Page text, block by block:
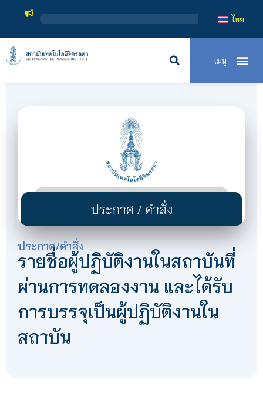
ไทย
ประกาศ/คำสั่ง
รายชื่อผู้ปฏิบัติงานในสถาบันที่
ผ่านการทดลองงาน และได้รับ
การบรรจุเป็นผู้ปฏิบัติงานใน
สถาบัน